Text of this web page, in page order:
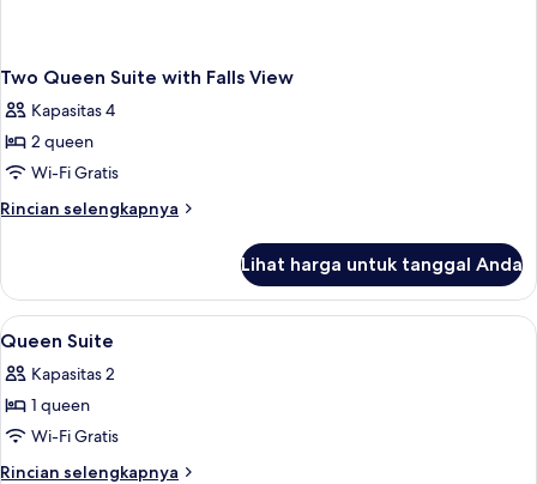
Two Queen Suite with Falls View
Kapasitas 4
2 queen
Wi-Fi Gratis
Rincian selengkapnya
Rincian
Two
Queen
Suite
Falls
View
Lihat harga untuk tanggal Anda
Lihat
semua
foto
untuk
Queen
Suite
Brankas, ruang kerja ramah laptop,
1
Queen Suite
Kapasitas 2
1 queen
Wi-Fi Gratis
Rincian selengkapnya
Rincian